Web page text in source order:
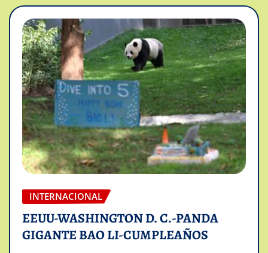
INTERNACIONAL
EEUU-WASHINGTON D. C.-PANDA
GIGANTE BAO LI-CUMPLEAÑOS